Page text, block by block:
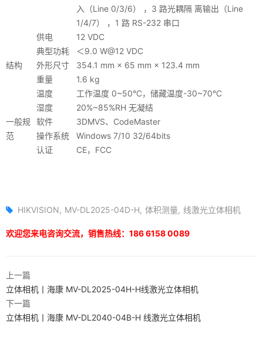
入（Line 0/3/6） ，3 路光耦隔 离输出（Line
1/4/7） ，1 路 RS-232 串口
供电
12 VDC
典型功耗
＜9.0 W@12 VDC
结构
外形尺寸
354.1 mm × 65 mm × 123.4 mm
重量
1.6 kg
温度
工作温度 0~50°C，储藏温度-30~70°C
湿度
20%~85%RH 无凝结
一般规
范
软件
3DMVS、CodeMaster
操作系统
Windows 7/10 32/64bits
认证
CE，FCC
HIKVISION MV-DL2025-04D-H 体积测量 线激光立体相机
欢迎您来电咨询交流，销售热线：186 6158 0089
上一篇
立体相机丨海康 MV-DL2025-04H-H线激光立体相机
下一篇
立体相机丨海康 MV-DL2040-04B-H 线激光立体相机